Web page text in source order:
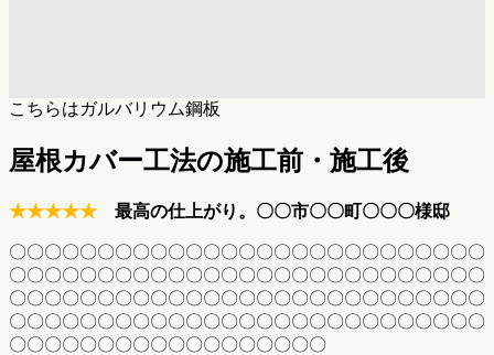
こちらはガルバリウム鋼板
屋根カバー工法の施工前・施工後
★★★★★ 最高の仕上がり。〇〇市〇〇町〇〇〇様邸
〇〇〇〇〇〇〇〇〇〇〇〇〇〇〇〇〇〇〇〇〇〇〇〇〇〇〇
〇〇〇〇〇〇〇〇〇〇〇〇〇〇〇〇〇〇〇〇〇〇〇〇〇〇〇
〇〇〇〇〇〇〇〇〇〇〇〇〇〇〇〇〇〇〇〇〇〇〇〇〇〇〇
〇〇〇〇〇〇〇〇〇〇〇〇〇〇〇〇〇〇〇〇〇〇〇〇〇〇〇
〇〇〇〇〇〇〇〇〇〇〇〇〇〇〇〇〇〇